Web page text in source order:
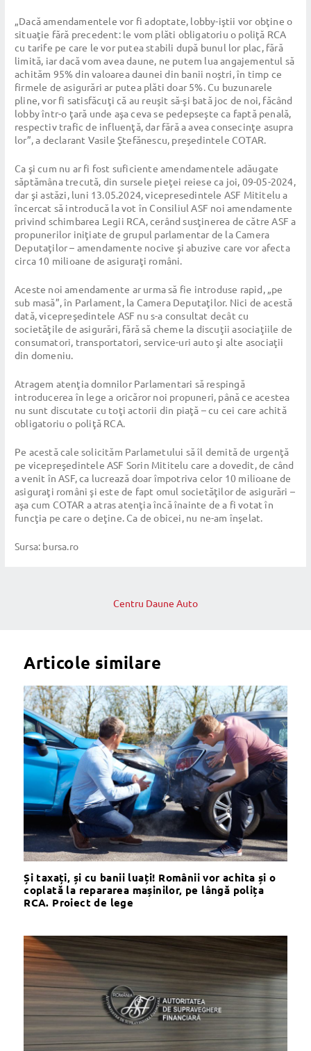
„Dacă amendamentele vor fi adoptate, lobby-iştii vor obţine o
situaţie fără precedent: le vom plăti obligatoriu o poliţă RCA
cu tarife pe care le vor putea stabili după bunul lor plac, fără
limită, iar dacă vom avea daune, ne putem lua angajementul să
achităm 95% din valoarea daunei din banii noştri, în timp ce
firmele de asigurări ar putea plăti doar 5%. Cu buzunarele
pline, vor fi satisfăcuţi că au reuşit să-şi bată joc de noi, făcând
lobby într-o ţară unde aşa ceva se pedepseşte ca faptă penală,
respectiv trafic de influenţă, dar fără a avea consecinţe asupra
lor”, a declarant Vasile Ştefănescu, preşedintele COTAR.
Ca şi cum nu ar fi fost suficiente amendamentele adăugate
săptămâna trecută, din sursele pieţei reiese ca joi, 09-05-2024,
dar şi astăzi, luni 13.05.2024, vicepresedintele ASF Mititelu a
încercat să introducă la vot în Consiliul ASF noi amendamente
privind schimbarea Legii RCA, cerând susţinerea de către ASF a
propunerilor iniţiate de grupul parlamentar de la Camera
Deputaţilor – amendamente nocive şi abuzive care vor afecta
circa 10 milioane de asiguraţi români.
Aceste noi amendamente ar urma să fie introduse rapid, „pe
sub masă”, în Parlament, la Camera Deputaţilor. Nici de acestă
dată, vicepreşedintele ASF nu s-a consultat decât cu
societăţile de asigurări, fără să cheme la discuţii asociaţiile de
consumatori, transportatori, service-uri auto şi alte asociaţii
din domeniu.
Atragem atenţia domnilor Parlamentari să respingă
introducerea în lege a oricăror noi propuneri, până ce acestea
nu sunt discutate cu toţi actorii din piaţă – cu cei care achită
obligatoriu o poliţă RCA.
Pe acestă cale solicităm Parlametului să îl demită de urgenţă
pe vicepreşedintele ASF Sorin Mititelu care a dovedit, de când
a venit în ASF, ca lucrează doar împotriva celor 10 milioane de
asiguraţi români şi este de fapt omul societăţilor de asigurări –
aşa cum COTAR a atras atenţia încă înainte de a fi votat în
funcţia pe care o deţine. Ca de obicei, nu ne-am înşelat.
Sursa: bursa.ro
Centru Daune Auto
Articole similare
Și taxați, și cu banii luați! Românii vor achita și o
coplată la repararea mașinilor, pe lângă polița
RCA. Proiect de lege